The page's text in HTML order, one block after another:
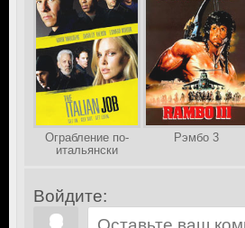
Ограбление по-
итальянски
Рэмбо 3
Войдите: